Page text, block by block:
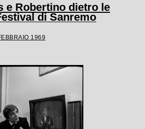
e Robertino dietro le
di Sanremo
1969